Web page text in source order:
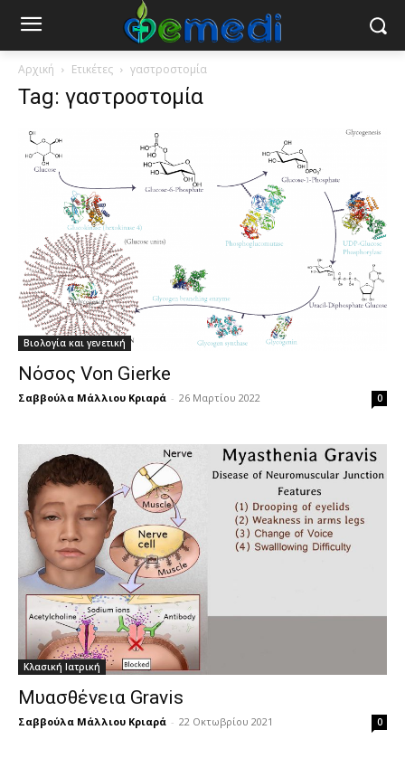
Αρχική Ετικέτες γαστροστομία
Tag: γαστροστομία
Βιολογία και γενετική
Νόσος Von Gierke
Σαββούλα Μάλλιου Κριαρά - 26 Μαρτίου 2022 0
Κλασική Ιατρική
Μυασθένεια Gravis
Σαββούλα Μάλλιου Κριαρά - 22 Οκτωβρίου 2021 0